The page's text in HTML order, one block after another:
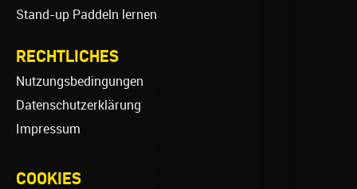
Stand-up Paddeln lernen
RECHTLICHES
Nutzungsbedingungen
Datenschutzerklärung
Impressum
COOKIES